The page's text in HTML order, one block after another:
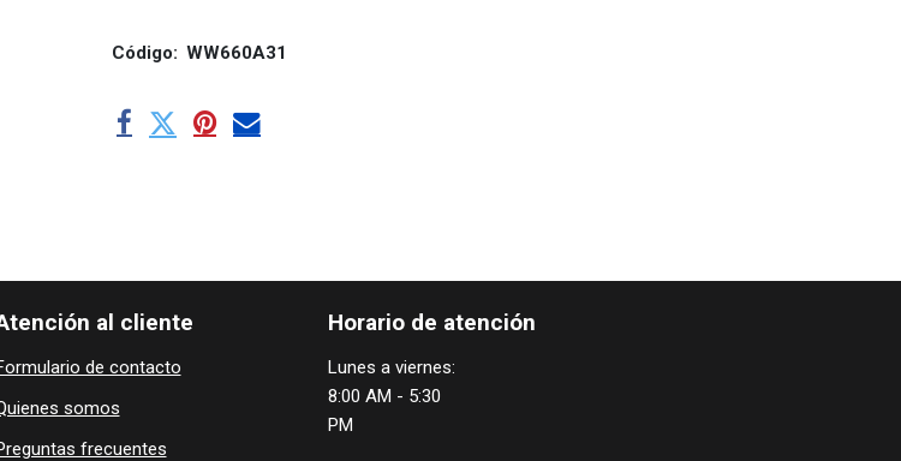
Código: WW660A31
Horario de atención
Lunes a viernes:
8:00 AM - 5:30
PM
al cliente
de contacto
​som​​​os
frecuentes